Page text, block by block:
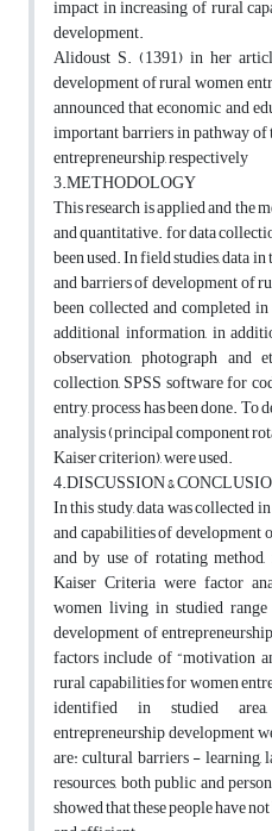
impact in increasing of rural
development.
Alidoust S. (1391) in her
development of rural women
announced that economic and
important barriers in pathway
entrepreneurship, respectively
3.METHODOLOGY
This research is applied and the
and quantitative. for data
been used. In field studies, data
and barriers of development of
been collected and completed
additional information, in
observation, photograph
collection, SPSS software for
entry, process has been done. To
analysis (principal component
Kaiser criterion), were used.
4.DISCUSSION &
In this study, data was collected
and capabilities of
and by use of rotating
Kaiser Criteria were factor
women living in studied
development of
factors include of “motivation
rural capabilities for women
identified in studied
entrepreneurship development
are: cultural barriers -
resources, both public and
showed that these people have